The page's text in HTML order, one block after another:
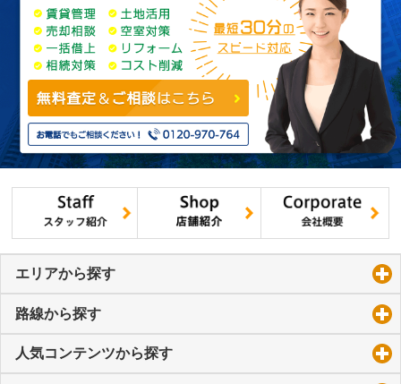
エリアから探す
路線から探す
人気コンテンツから探す